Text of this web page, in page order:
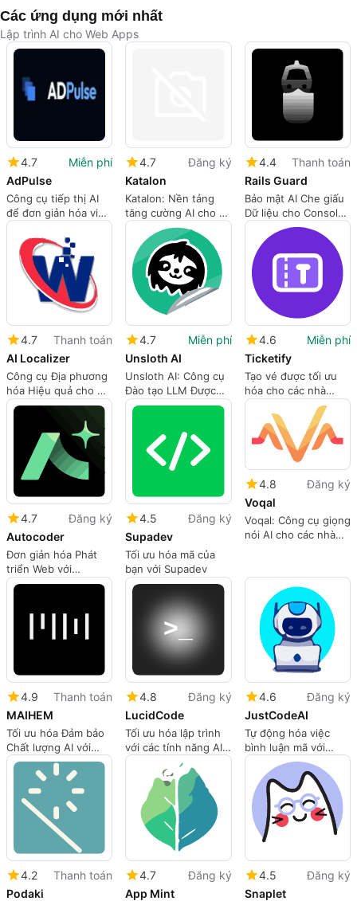
Các ứng dụng mới nhất
Lập trình AI cho Web Apps
4.7
Miễn phí
AdPulse
Công cụ tiếp thị AI
để đơn giản hóa việc
tạo các bài đăng
carousel và thiết kế
quảng cáo
4.7
Đăng ký
Katalon
Katalon: Nền tảng
tăng cường AI cho tự
động hóa kiểm thử
đa kênh
4.4
Thanh toán
Rails Guard
Bảo mật AI Che giấu
Dữ liệu cho Consoles
Rails
4.7
Thanh toán
AI Localizer
Công cụ Địa phương
hóa Hiệu quả cho Dự
án Xcode
4.7
Miễn phí
Unsloth AI
Unsloth AI: Công cụ
Đào tạo LLM Được
Tinh gọn
4.6
Miễn phí
Ticketify
Tạo vé được tối ưu
hóa cho các nhà
phát triển
4.7
Đăng ký
Autocoder
Đơn giản hóa Phát
triển Web với
Autocoder
4.5
Đăng ký
Supadev
Tối ưu hóa mã của
bạn với Supadev
4.8
Đăng ký
Voqal
Voqal: Công cụ giọng
nói AI cho các nhà
4.9
Thanh toán
MAIHEM
Tối ưu hóa Đảm bảo
Chất lượng AI với
MAIHEM
4.8
Đăng ký
LucidCode
Tối ưu hóa lập trình
với các tính năng AI
của LucidCode
4.6
Đăng ký
JustCodeAI
Tự động hóa việc
bình luận mã với
JustCodeAI
4.2
Thanh toán
Podaki
4.7
Đăng ký
App Mint
4.5
Đăng ký
Snaplet